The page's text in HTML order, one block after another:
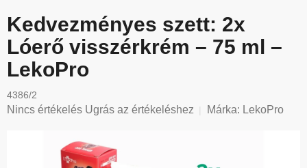
Kedvezményes szett: 2x
Lóerő visszérkrém – 75 ml –
LekoPro
4386/2
A
Nincs értékelés Ugrás az értékeléshez Márka: LekoPro